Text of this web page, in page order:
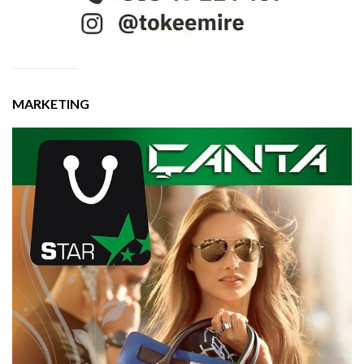
MARKETING